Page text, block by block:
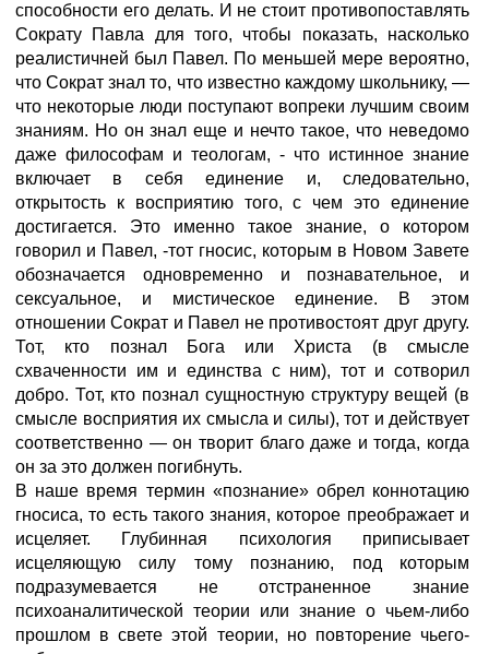
способности его делать. И не стоит противопоставлять
Сократу Павла для того, чтобы показать, насколько
реалистичней был Павел. По меньшей мере вероятно,
что Сократ знал то, что известно каждому школьнику, —
что некоторые люди поступают вопреки лучшим своим
знаниям. Но он знал еще и нечто такое, что неведомо
даже философам и теологам, - что истинное знание
включает в себя единение и, следовательно,
открытость к восприятию того, с чем это единение
достигается. Это именно такое знание, о котором
говорил и Павел, -тот гносис, которым в Новом Завете
обозначается одновременно и познавательное, и
сексуальное, и мистическое единение. В этом
отношении Сократ и Павел не противостоят друг другу.
Тот, кто познал Бога или Христа (в смысле
схваченности им и единства с ним), тот и сотворил
добро. Тот, кто познал сущностную структуру вещей (в
смысле восприятия их смысла и силы), тот и действует
соответственно — он творит благо даже и тогда, когда
он за это должен погибнуть.
В наше время термин «познание» обрел коннотацию
гносиса, то есть такого знания, которое преображает и
исцеляет. Глубинная психология приписывает
исцеляющую силу тому познанию, под которым
подразумевается не отстраненное знание
психоаналитической теории или знание о чьем-либо
прошлом в свете этой теории, но повторение чьего-